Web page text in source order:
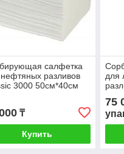
салфетка
разливов
3000 50см*40см
₸
Купить
для
75